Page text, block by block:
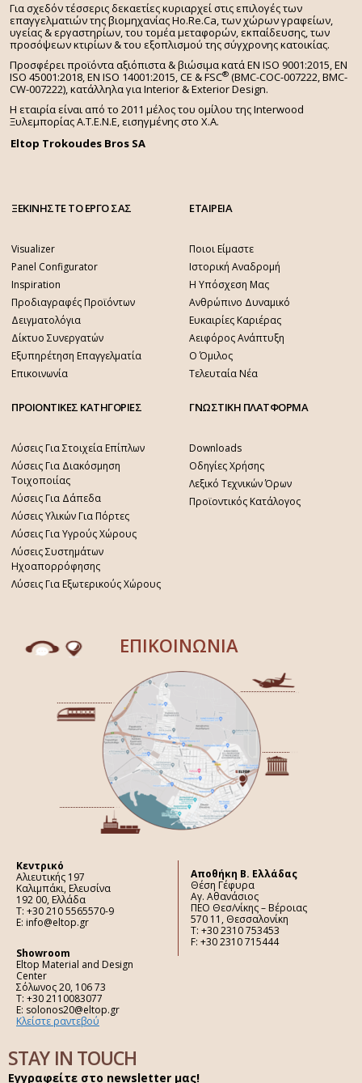
Για σχεδόν τέσσερις δεκαετίες κυριαρχεί στις επιλογές των
επαγγελματιών της βιομηχανίας Ho.Re.Ca, των χώρων γραφείων,
υγείας & εργαστηρίων, του τομέα μεταφορών, εκπαίδευσης, των
προσόψεων κτιρίων & του εξοπλισμού της σύγχρονης κατοικίας.
Προσφέρει προϊόντα αξιόπιστα & βιώσιμα κατά EN ISO 9001:2015, EN
ISO 45001:2018, EN ISO 14001:2015,CE & FSC® (BMC-COC-007222, BMC-
CW-007222), κατάλληλα για Interior & Exterior Design.
Η εταιρία είναι από το 2011 μέλος του ομίλου της Interwood
Ξυλεμπορίας Α.Τ.Ε.Ν.Ε, εισηγμένης στο Χ.A.
Eltop Trokoudes Bros SA
ΞΕΚΙΝΗΣΤΕ ΤΟ ΕΡΓΟ ΣΑΣ
Visualizer
Panel Configurator
Inspiration
Προδιαγραφές Προϊόντων
Δειγματολόγια
Δίκτυο Συνεργατών
Εξυπηρέτηση Επαγγελματία
Επικοινωνία
ΕΤΑΙΡΕΙΑ
Ποιοι Είμαστε
Ιστορική Αναδρομή
Η Υπόσχεση Μας
Ανθρώπινο Δυναμικό
Ευκαιρίες Καριέρας
Αειφόρος Ανάπτυξη
Ο Όμιλος
Τελευταία Νέα
ΠΡΟΙΟΝΤΙΚΕΣ ΚΑΤΗΓΟΡΙΕΣ
Λύσεις Για Στοιχεία Επίπλων
Λύσεις Για Διακόσμηση
Τοιχοποιίας
Λύσεις Για Δάπεδα
Λύσεις Υλικών Για Πόρτες
Λύσεις Για Υγρούς Χώρους
Λύσεις Συστημάτων
Ηχοαπορρόφησης
Λύσεις Για Εξωτερικούς Χώρους
ΓΝΩΣΤΙΚΗ ΠΛΑΤΦΟΡΜΑ
Downloads
Οδηγίες Χρήσης
Λεξικό Τεχνικών Όρων
Προϊοντικός Κατάλογος
ΕΠΙΚΟΙΝΩΝΙΑ
Κεντρικό
Αλιευτικής 197
Καλιμπάκι, Ελευσίνα
192 00, Ελλάδα
Τ: +30 210 5565570-9
E: info@eltop.gr
Showroom
Eltop Material and Design
Center
Σόλωνος 20, 106 73
Τ: +30 2110083077
E: solonos20@eltop.gr
Κλείστε ραντεβού
Aποθήκη Β. Ελλάδας
Θέση Γέφυρα
Αγ. Αθανάσιος
ΠΕΟ Θεσ/νίκης – Βέροιας
570 11, Θεσσαλονίκη
Τ: +30 2310 753453
F: +30 2310 715444
STAY IN TOUCH
Εγγραφείτε στο newsletter μας!